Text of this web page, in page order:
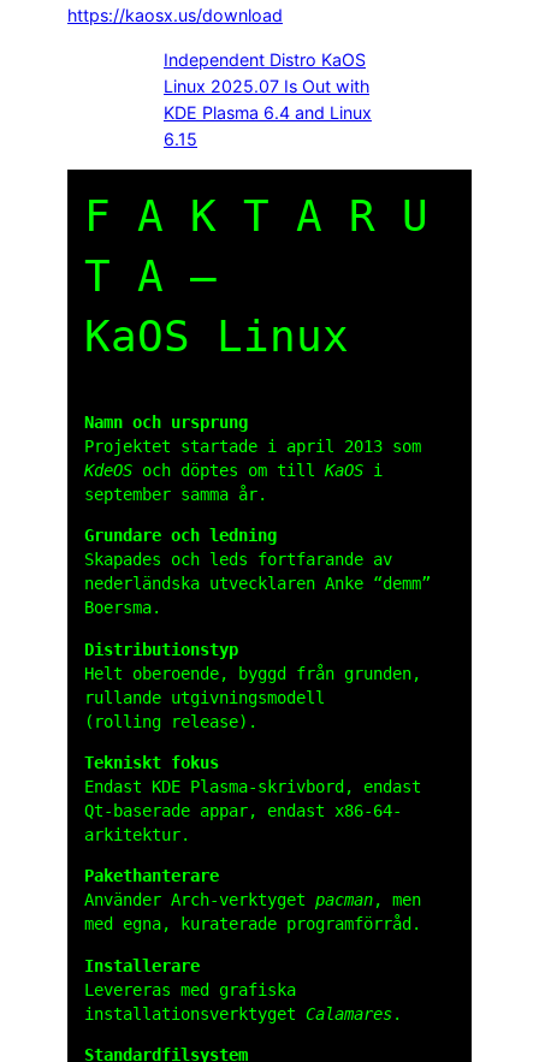
https://kaosx.us/download
Independent Distro KaOS
Linux 2025.07 Is Out with
KDE Plasma 6.4 and Linux
6.15
F A K T A R U
T A –
KaOS Linux
Namn och ursprung
Projektet startade i april 2013 som
KdeOS och döptes om tillKaOS i
september samma år.
Grundare och ledning
Skapades och leds fortfarande av
nederländska utvecklaren Anke “demm”
Boersma.
Distributionstyp
Helt oberoende, byggd från grunden,
rullande utgivningsmodell
(rolling release).
Tekniskt fokus
Endast KDE Plasma-skrivbord, endast
Qt-baserade appar, endast x86-64-
arkitektur.
Paket­hanterare
Använder Arch-verktygetpacman, men
med egna, kuraterade programförråd.
Installerare
Levereras med grafiska
installationsverktygetCalamares.
Standard­filsystem